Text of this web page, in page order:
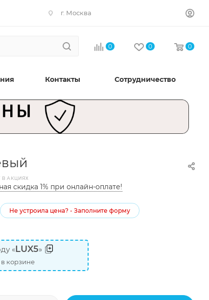
г. Москва
0 0 0
Контакты Сотрудничество
В АКЦИЯХ
скидка 1% при онлайн-оплате!
Не устроила цена? - Заполните форму
«LUX5»
корзине